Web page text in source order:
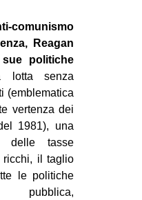
comunismo
Reagan
politiche
lotta senza
(emblematica
vertenza dei
1981), una
delle tasse
ricchi, il taglio
le politiche
pubblica,